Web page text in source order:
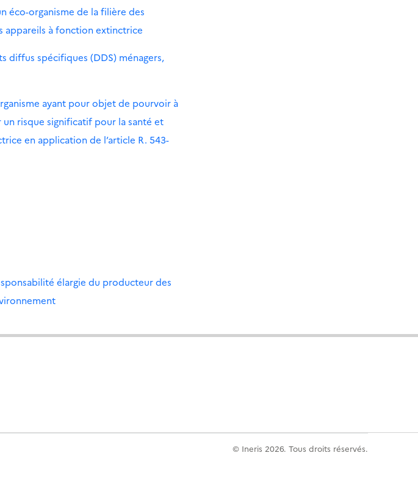
éco-organisme de la filière des
appareils à fonction extinctrice
diffus spécifiques (DDS) ménagers,
ayant pour objet de pourvoir à
risque significatif pour la santé et
en application de l’article R. 543-
élargie du producteur des
© Ineris 2026. Tous droits réservés.